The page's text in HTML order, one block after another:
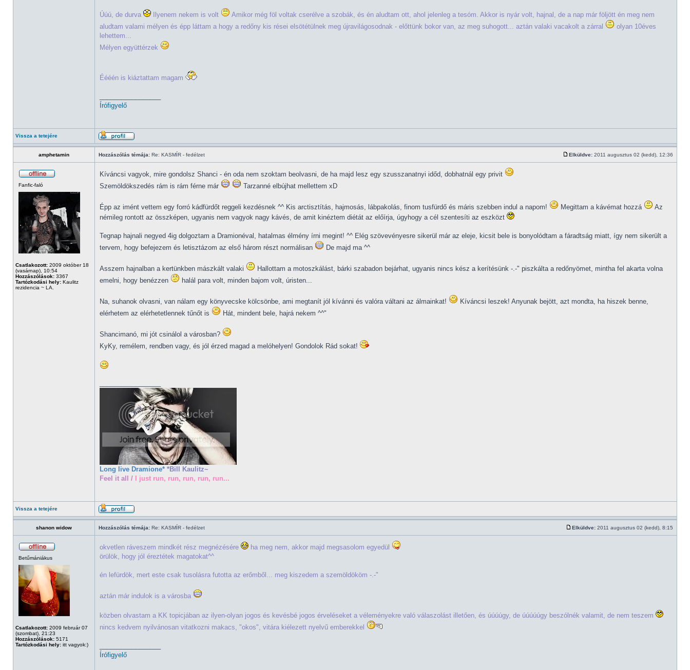
Úúú, de durva Ilyenem nekem is volt
Amikor még föl voltak cserélve a szobák, és én aludtam ott, ahol jelenleg a tesóm. Akkor is nyár volt, hajnal, de a nap már följött én meg nem
aludtam valami mélyen és épp láttam a hogy a redőny kis rései elsötétülnek meg újravilágosodnak - előttünk bokor van, az meg suhogott... aztán valaki vacakolt a zárral
olyan 10éves
lehettem...
Mélyen együttérzek
Éééén is kiáztattam magam
Írófigyelő
Vissza a tetejére
amphetamin Hozzászólás témája: Re: KASMÍR - fedélzet Elküldve: 2011 augusztus 02 (kedd), 12:36
Fanfic-faló
Csatlakozott: 2009 október 18
(vasárnap), 10:54
Hozzászólások: 3367
Tartózkodási hely: Kaulitz
rezidencia ~ LA.
Kíváncsi vagyok, mire gondolsz Shanci - én oda nem szoktam beolvasni, de ha majd lesz egy szusszanatnyi időd, dobhatnál egy privit
Szemöldökszedés rám is rám férne már
Tarzanné elbújhat mellettem xD
Épp az imént vettem egy forró kádfürdőt reggeli kezdésnek ^^ Kis arctisztítás, hajmosás, lábpakolás, finom tusfürdő és máris szebben indul a napom! Megittam a kávémat hozzá
Az
némileg rontott az összképen, ugyanis nem vagyok nagy kávés, de amit kinéztem diétát az előírja, úgyhogy a cél szentesíti az eszközt
Tegnap hajnali negyed 4ig dolgoztam a Dramionéval, hatalmas élmény írni megint! ^^ Elég szövevényesre sikerül már az eleje, kicsit bele is bonyolódtam a fáradtság miatt, így nem sikerült a
tervem, hogy befejezem és letisztázom az első három részt normálisan
De majd ma ^^
Asszem hajnalban a kertünkben mászkált valaki
Hallottam a motoszkálást, bárki szabadon bejárhat, ugyanis nincs kész a kerítésünk -.-" piszkálta a redőnyömet, mintha fel akarta volna
emelni, hogy benézzen
halál para volt, minden bajom volt, úristen...
Na, suhanok olvasni, van nálam egy könyvecske kölcsönbe, ami megtanít jól kívánni és valóra váltani az álmainkat!
Kíváncsi leszek! Anyunak bejött, azt mondta, ha hiszek benne,
elérhetem az elérhetetlennek tűnőt is
Hát, mindent bele, hajrá nekem ^^"
Shancimanó, mi jót csinálol a városban?
KyKy, remélem, rendben vagy, és jól érzed magad a melóhelyen! Gondolok Rád sokat!
Long live Dramione* *Bill Kaulitz~
Feel it all /
I just run, run, run, run, run...
Vissza a tetejére
shanon widow Hozzászólás témája: Re: KASMÍR - fedélzet Elküldve: 2011 augusztus 02 (kedd), 8:15
Betűmániákus
Csatlakozott: 2009 február 07
(szombat), 21:23
Hozzászólások: 5171
Tartózkodási hely: itt vagyok:)
okvetlen ráveszem mindkét rész megnézésére
ha meg nem, akkor majd megsasolom egyedül
örülök, hogy jól éreztétek magatokat^^
én lefürdök, mert este csak tusolásra futotta az erőmből... meg kiszedem a szemöldököm -.-"
aztán már indulok is a városba
közben olvastam a KK topicjában az ilyen-olyan jogos és kevésbé jogos érveléseket a véleményekre való válaszolást illetően, és úúúúgy, de úúúúúgy beszólnék valamit, de nem teszem
nincs kedvem nyilvánosan vitatkozni makacs, "okos", vitára kiélezett nyelvű emberekkel
Írófigyelő